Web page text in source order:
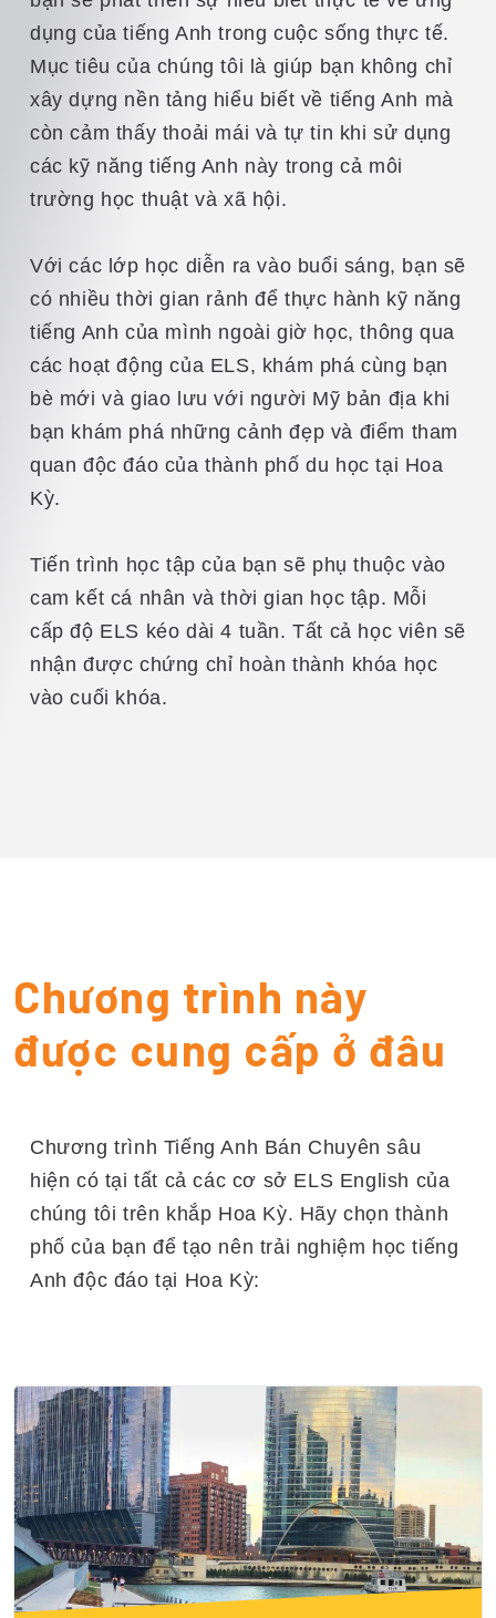
dụng của tiếng Anh trong cuộc sống thực tế.
Mục tiêu của chúng tôi là giúp bạn không chỉ
xây dựng nền tảng hiểu biết về tiếng Anh mà
còn cảm thấy thoải mái và tự tin khi sử dụng
các kỹ năng tiếng Anh này trong cả môi
trường học thuật và xã hội.
Với các lớp học diễn ra vào buổi sáng, bạn sẽ
có nhiều thời gian rảnh để thực hành kỹ năng
tiếng Anh của mình ngoài giờ học, thông qua
các hoạt động của ELS, khám phá cùng bạn
bè mới và giao lưu với người Mỹ bản địa khi
bạn khám phá những cảnh đẹp và điểm tham
quan độc đáo của thành phố du học tại Hoa
Kỳ.
Tiến trình học tập của bạn sẽ phụ thuộc vào
cam kết cá nhân và thời gian học tập. Mỗi
cấp độ ELS kéo dài 4 tuần. Tất cả học viên sẽ
nhận được chứng chỉ hoàn thành khóa học
vào cuối khóa.
Chương trình này
được cung cấp ở đâu
Chương trình Tiếng Anh Bán Chuyên sâu
hiện có tại tất cả các cơ sở ELS English của
chúng tôi trên khắp Hoa Kỳ. Hãy chọn thành
phố của bạn để tạo nên trải nghiệm học tiếng
Anh độc đáo tại Hoa Kỳ: